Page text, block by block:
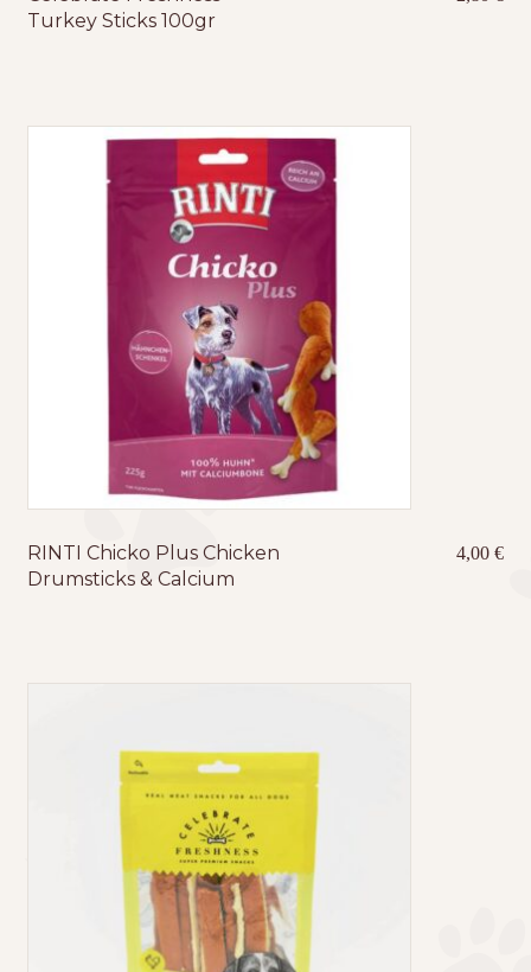
Turkey Sticks 100gr
RINTI Chicko Plus Chicken
Drumsticks & Calcium
4,00€